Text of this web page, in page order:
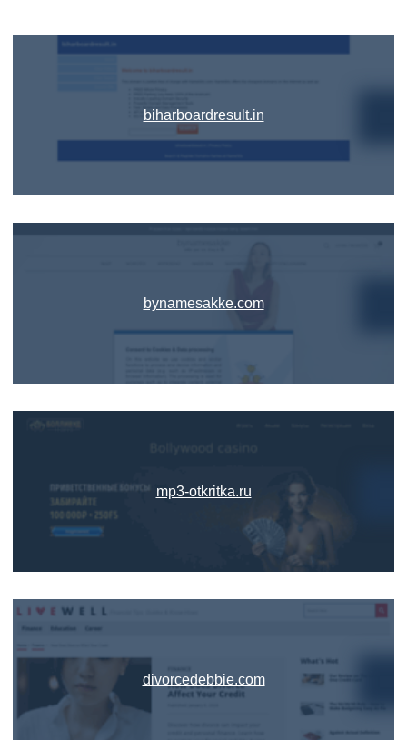
biharboardresult.in
bynamesakke.com
mp3-otkritka.ru
divorcedebbie.com